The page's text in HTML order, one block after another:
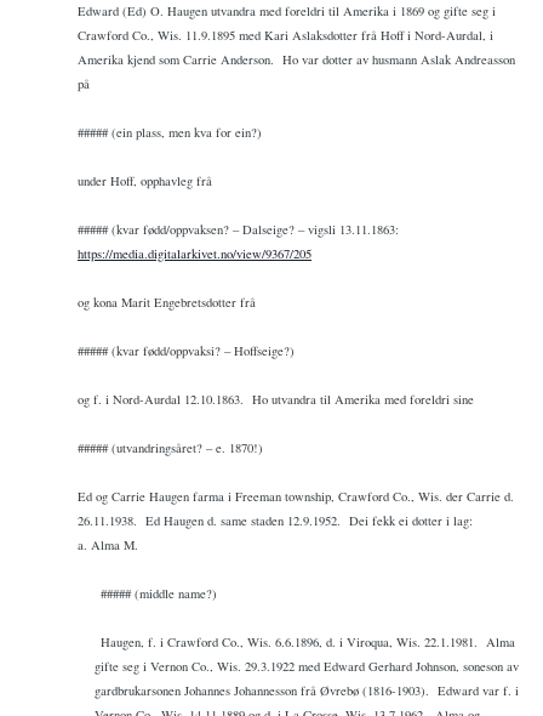
Edward (Ed) O. Haugen utvandra med foreldri til Amerika i 1869 og gifte seg i
Crawford Co., Wis. 11.9.1895 med Kari Aslaksdotter frå Hoff i Nord-Aurdal, i
Amerika kjend som Carrie Anderson. Ho var dotter av husmann Aslak Andreasson
på
##### (ein plass, men kva for ein?)
under Hoff, opphavleg frå
##### (kvar fødd/oppvaksen? – Dalseige? – vigsli 13.11.1863:
https://media.digitalarkivet.no/view/9367/205
og kona Marit Engebretsdotter frå
##### (kvar fødd/oppvaksi? – Hoffseige?)
og f. i Nord-Aurdal 12.10.1863. Ho utvandra til Amerika med foreldri sine
##### (utvandringsåret? – e. 1870!)
Ed og Carrie Haugen farma i Freeman township, Crawford Co., Wis. der Carrie d.
26.11.1938. Ed Haugen d. same staden 12.9.1952. Dei fekk ei dotter i lag:
a. Alma M.
##### (middle name?)
Haugen, f. i Crawford Co., Wis. 6.6.1896, d. i Viroqua, Wis. 22.1.1981. Alma
gifte seg i Vernon Co., Wis. 29.3.1922 med Edward Gerhard Johnson, soneson av
gardbrukarsonen Johannes Johannesson frå Øvrebø (1816-1903). Edward var f. i